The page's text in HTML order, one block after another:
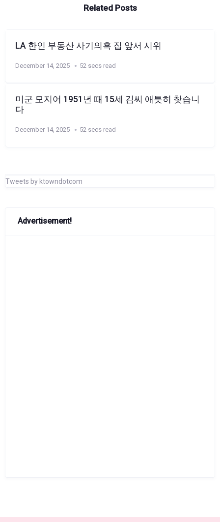
Related Posts
LA 한인 부동산 사기의혹 집 앞서 시위
December 14, 2025 52 secs read
미군 모지어 1951년 때 15세 김씨 애틋히 찾습니
다
December 14, 2025 52 secs read
Tweets by ktowndotcom
Advertisement!